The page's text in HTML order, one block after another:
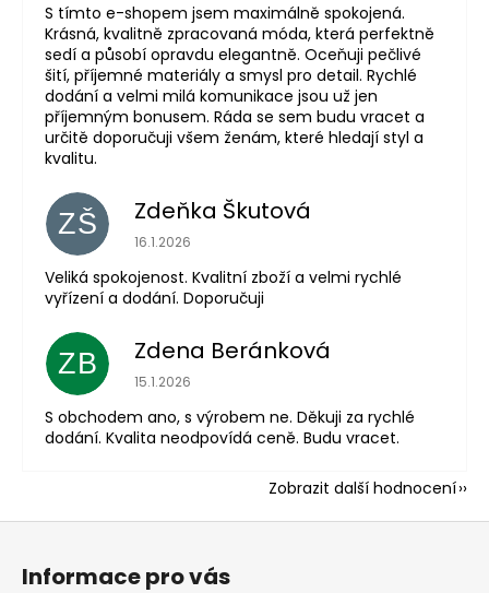
S tímto e-shopem jsem maximálně spokojená.
Krásná, kvalitně zpracovaná móda, která perfektně
sedí a působí opravdu elegantně. Oceňuji pečlivé
šití, příjemné materiály a smysl pro detail. Rychlé
dodání a velmi milá komunikace jsou už jen
příjemným bonusem. Ráda se sem budu vracet a
určitě doporučuji všem ženám, které hledají styl a
kvalitu.
ZŠ Zdeňka Škutová
Hodnocení obchodu je 5 z 5 hvězdiček.
16.1.2026
Veliká spokojenost. Kvalitní zboží a velmi rychlé
vyřízení a dodání. Doporučuji
ZB Zdena Beránková
Hodnocení obchodu je 1 z 5 hvězdiček.
15.1.2026
S obchodem ano, s výrobem ne. Děkuji za rychlé
dodání. Kvalita neodpovídá ceně. Budu vracet.
Zobrazit další hodnocení
Z
Informace pro vás